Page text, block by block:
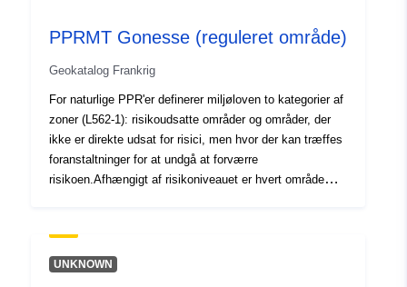
120066022-srv-b2b8a590-7922-
4b59-aeda-56cfeeeb9f31
Type:
Ressource:
http://inspire.ec.europa.eu/
codelist/SpatialDataServiceType/
PPRMT Gonesse (reguleret område)
Geokatalog Frankrig
For naturlige PPR'er definerer miljøloven to kategorier af
zoner (L562-1): risikoudsatte områder og områder, der
ikke er direkte udsat for risici, men hvor der kan træffes
foranstaltninger for at undgå at forværre
risikoen.Afhængigt af risikoniveauet er hvert område
"Bygning af forbudte områder", såkaldte "røde områder",
hvor fareniveauet er højt, og hovedreglen er
UNKNOWN